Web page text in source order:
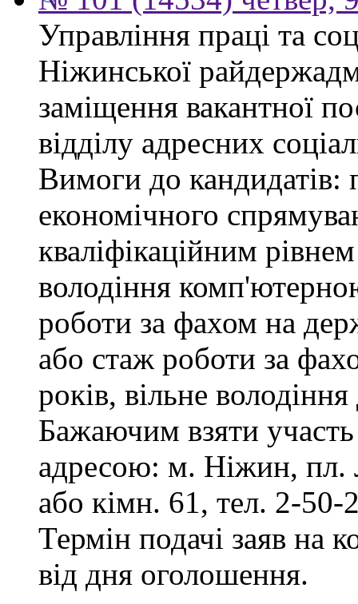
Управління праці та
Ніжинської
заміщення вакантної
відділу адресних
Вимоги до кандидатів:
економічного
кваліфікаційним
володіння
роботи за фахом на
або стаж роботи за
років, вільне
Бажаючим взяти участь
адресою: м. Ніжин, пл.
або кімн. 61, тел. 2-50-
Термін подачі заяв на
від дня оголошення.